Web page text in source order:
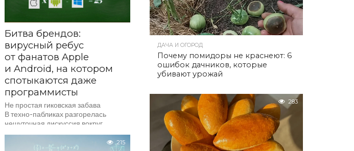
Битва брендов:
вирусный ребус
от фанатов Apple
и Android, на котором
спотыкаются даже
программисты
Не простая гиковская забава
В техно-пабликах разгорелась
нешуточная дискуссия вокруг
уравнения. Фанатам двух главных215
ДАЧА И ОГОРОД
Почему помидоры не краснеют: 6
ошибок дачников, которые
убивают урожай
283